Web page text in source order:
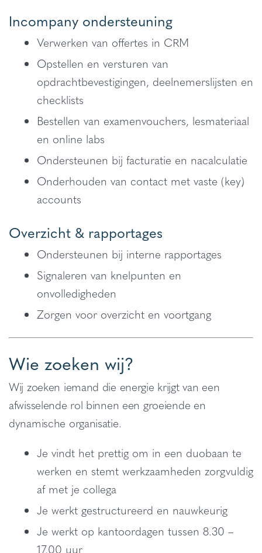
Incompany ondersteuning
Verwerken van offertes in CRM
Opstellen en versturen van
opdrachtbevestigingen, deelnemerslijsten en
checklists
Bestellen van examenvouchers, lesmateriaal
en online labs
Ondersteunen bij facturatie en nacalculatie
Onderhouden van contact met vaste (key)
accounts
Overzicht & rapportages
Ondersteunen bij interne rapportages
Signaleren van knelpunten en
onvolledigheden
Zorgen voor overzicht en voortgang
Wie zoeken wij?
Wij zoeken iemand die energie krijgt van een
afwisselende rol binnen een groeiende en
dynamische organisatie.
Je vindt het prettig om in een duobaan te
werken en stemt werkzaamheden zorgvuldig
af met je collega
Je werkt gestructureerd en nauwkeurig
Je werkt op kantoordagen tussen 8.30 –
17.00 uur